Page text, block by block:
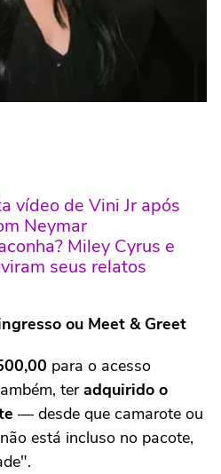
vídeo de Vini Jr após
Neymar
Miley Cyrus e
seus relatos
ou Meet & Greet
para o acesso
teradquirido o
— desde que camarote ou
está incluso no pacote,